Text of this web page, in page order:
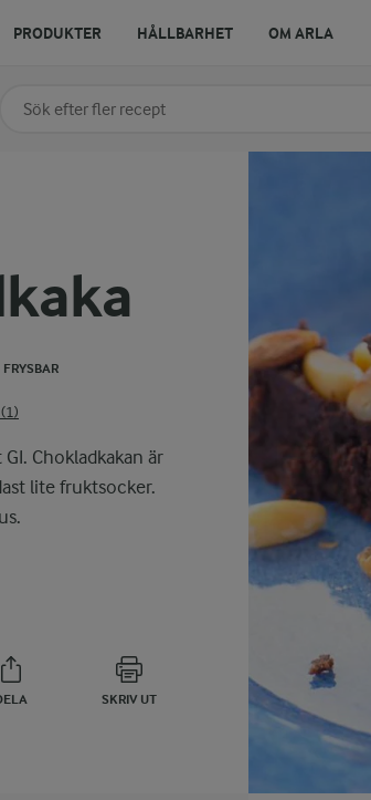
FRYSBAR
Chokladkakan är
lite fruktsocker.
SKRIV UT
Sök på kategori eller ingrediens
PRODUKTER HÅLLBARHET OM ARLA